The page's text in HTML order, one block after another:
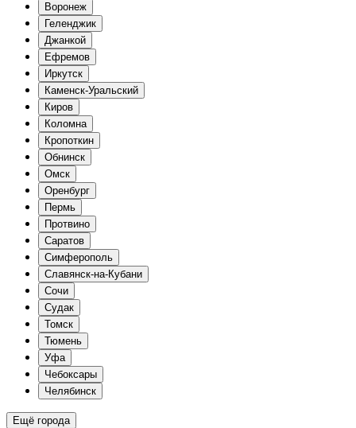
Воронеж
Геленджик
Джанкой
Ефремов
Иркутск
Каменск-Уральский
Киров
Коломна
Кропоткин
Обнинск
Омск
Оренбург
Пермь
Протвино
Саратов
Симферополь
Славянск-на-Кубани
Сочи
Судак
Томск
Тюмень
Уфа
Чебоксары
Челябинск
Ещё города